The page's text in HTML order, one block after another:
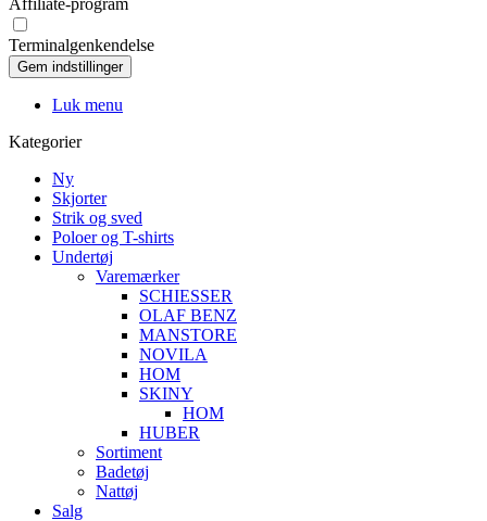
Affiliate-program
Terminalgenkendelse
Luk menu
Kategorier
Ny
Skjorter
Strik og sved
Poloer og T-shirts
Undertøj
Varemærker
SCHIESSER
OLAF BENZ
MANSTORE
NOVILA
HOM
SKINY
HOM
HUBER
Sortiment
Badetøj
Nattøj
Salg